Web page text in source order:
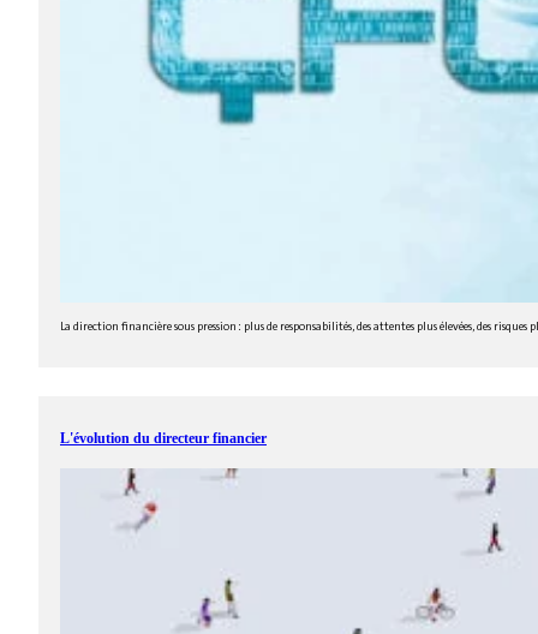
La direction financière sous pression : plus de responsabilités, des attentes plus élevées, des
L'évolution du directeur financier